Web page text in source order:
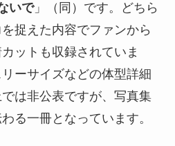
いで」（同）です。どちら
捉えた内容でファンから
ットも収録されていま
ーサイズなどの体型詳細
は非公表ですが、写真集
る一冊となっています。